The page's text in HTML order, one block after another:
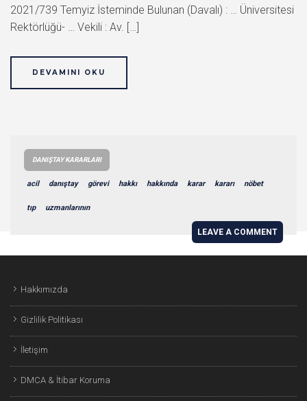
2021/739 Temyiz İsteminde Bulunan (Davalı) : … Üniversitesi
Rektörlüğü- … Vekili : Av. […]
DEVAMINI OKU
DANIŞTAY KARARLARI
acil danıştay görevi hakkı hakkında karar kararı nöbet
tıp uzmanlarının
LEAVE A COMMENT
Hakkımızda
Gizlilik Politikası
İletişim
DMCA & İtibar Koruma